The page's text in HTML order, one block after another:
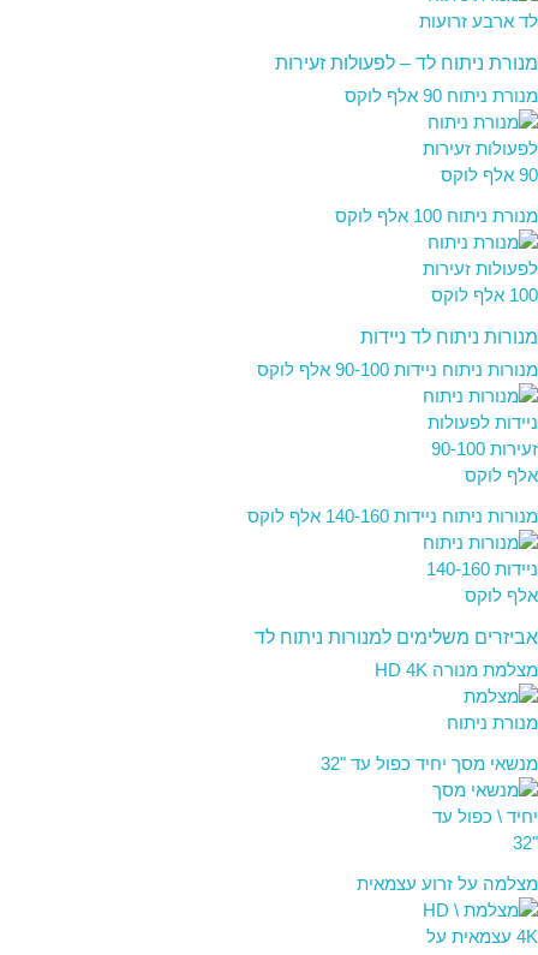
מנורת ניתוח לד – לפעולות זעירות
מנורת ניתוח 90 אלף לוקס
מנורת ניתוח 100 אלף לוקס
מנורות ניתוח לד ניידות
מנורות ניתוח ניידות 90-100 אלף לוקס
מנורות ניתוח ניידות 140-160 אלף לוקס
אביזרים משלימים למנורות ניתוח לד
מצלמת מנורה HD 4K
מנשאי מסך יחיד כפול עד "32
מצלמה על זרוע עצמאית